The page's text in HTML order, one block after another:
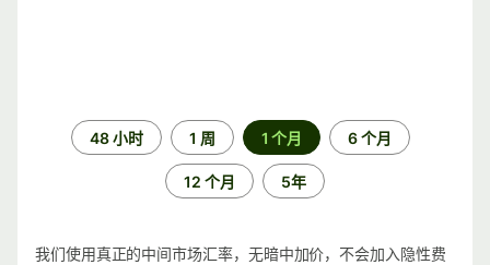
48 小时 1 周 1 个月 6 个月
12 个月 5年
我们使用真正的中间市场汇率，无暗中加价，不会加入隐性费